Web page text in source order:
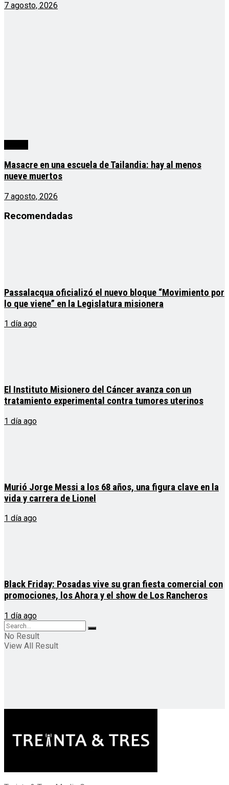
7 agosto, 2026
Masacre en una escuela de Tailandia: hay al menos
nueve muertos
7 agosto, 2026
Recomendadas
Passalacqua oficializó el nuevo bloque “Movimiento por
lo que viene” en la Legislatura misionera
1 día ago
El Instituto Misionero del Cáncer avanza con un
tratamiento experimental contra tumores uterinos
1 día ago
Murió Jorge Messi a los 68 años, una figura clave en la
vida y carrera de Lionel
1 día ago
Black Friday: Posadas vive su gran fiesta comercial con
promociones, los Ahora y el show de Los Rancheros
1 día ago
No Result
View All Result